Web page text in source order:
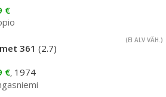
€
(EI ALV VÄH.)
361 (2.7)
€, 1974